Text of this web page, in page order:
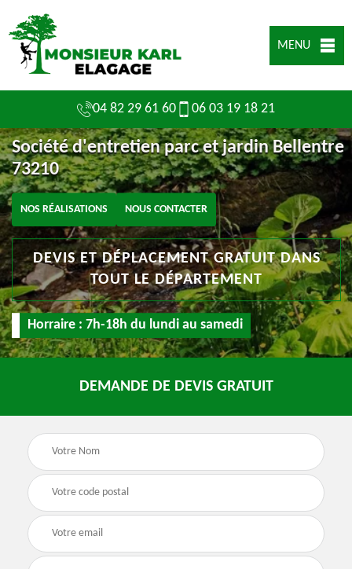
MENU
04 82 29 61 60 06 03 19 18 21
Société d'entretien parc et jardin Bellentre
73210
NOS RÉALISATIONS NOUS CONTACTER
DEVIS ET DÉPLACEMENT GRATUIT DANS
TOUT LE DÉPARTEMENT
Horraire : 7h-18h du lundi au samedi
DEMANDE DE DEVIS GRATUIT